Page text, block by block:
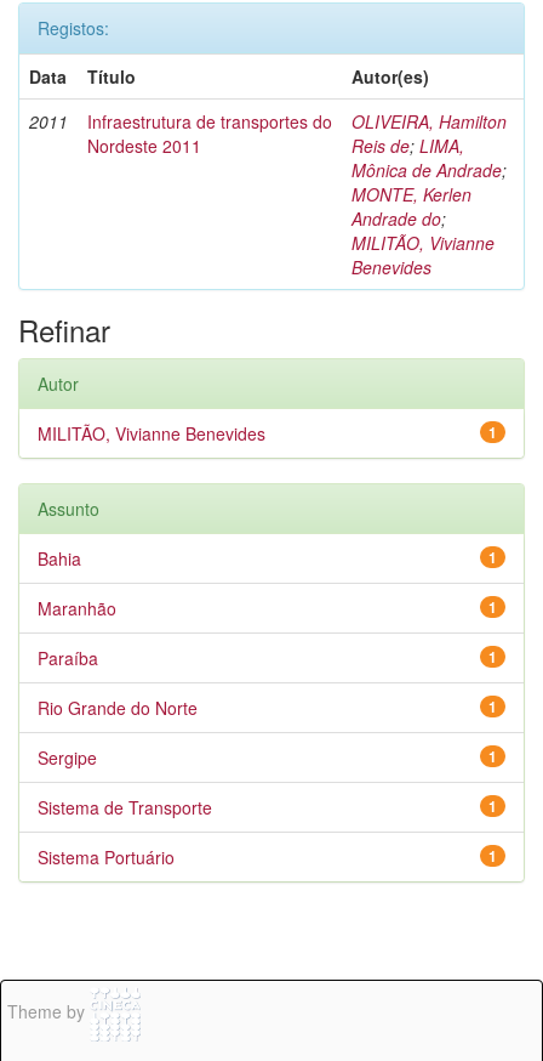
Registos:
Data
Título
Autor(es)
2011
Infraestrutura de transportes do
Nordeste 2011
OLIVEIRA, Hamilton
Reis de; LIMA,
Mônica de Andrade;
MONTE, Kerlen
Andrade do;
MILITÃO, Vivianne
Benevides
Refinar
Autor
1
MILITÃO, Vivianne Benevides
Assunto
1
Bahia
1
Maranhão
1
Paraíba
1
Rio Grande do Norte
1
Sergipe
1
Sistema de Transporte
1
Sistema Portuário
Theme by